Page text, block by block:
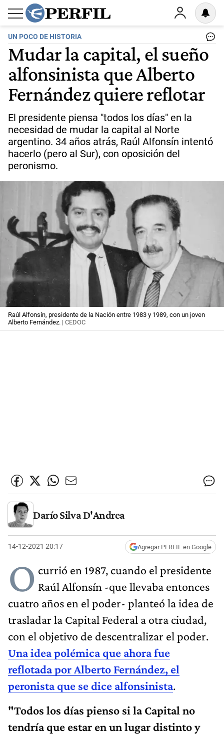
UN POCO DE HISTORIA
Mudar la capital, el sueño
alfonsinista que Alberto
Fernández quiere reflotar
El presidente piensa "todos los días" en la
necesidad de mudar la capital al Norte
argentino. 34 años atrás, Raúl Alfonsín intentó
hacerlo (pero al Sur), con oposición del
peronismo.
Raúl Alfonsín, presidente de la Nación entre 1983 y 1989, con un joven
Alberto Fernández. | CEDOC
Darío Silva D'Andrea
14-12-2021 20:17 Agregar PERFIL en Google
O currió en 1987, cuando el presidente
Raúl Alfonsín -que llevaba entonces
cuatro años en el poder- planteó la idea de
trasladar la Capital Federal a otra ciudad,
con el objetivo de descentralizar el poder.
Una idea polémica que ahora fue
reflotada por Alberto Fernández, el
peronista que se dice alfonsinista.
"Todos los días pienso si la Capital no
tendría que estar en un lugar distinto y